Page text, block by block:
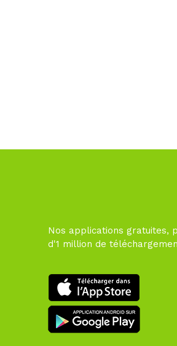
Nos applications gratuites,
d'1 million de